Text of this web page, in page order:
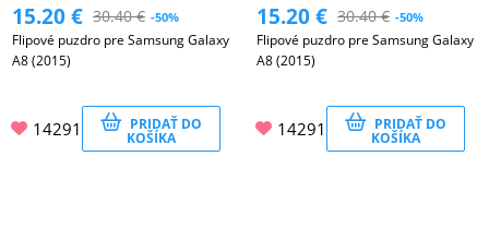
15.20€ 30.40€ -50%
Flipové puzdro pre Samsung Galaxy
A8 (2015)
14291 PRIDAŤ DO
KOŠÍKA
15.20€ 30.40€ -50%
Flipové puzdro pre Samsung Galaxy
A8 (2015)
14291 PRIDAŤ DO
KOŠÍKA